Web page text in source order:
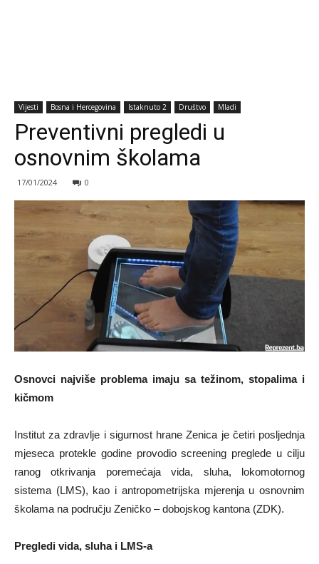
Vijesti Bosna i Hercegovina Istaknuto 2 Društvo Mladi
Preventivni pregledi u
osnovnim školama
17/01/2024 0
Osnovci najviše problema imaju sa težinom, stopalima i
kičmom
Institut za zdravlje i sigurnost hrane Zenica je četiri posljednja
mjeseca protekle godine provodio screening preglede u cilju
ranog otkrivanja poremećaja vida, sluha, lokomotornog
sistema (LMS), kao i antropometrijska mjerenja u osnovnim
školama na području Zeničko – dobojskog kantona (ZDK).
Pregledi vida, sluha i LMS-a